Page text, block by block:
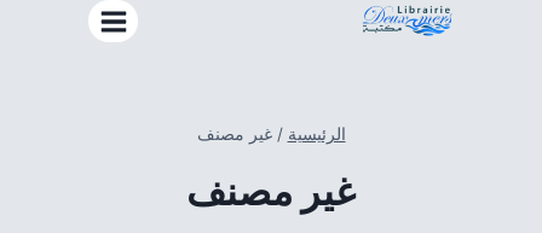
الرئيسية / غير مصنف
غير مصنف